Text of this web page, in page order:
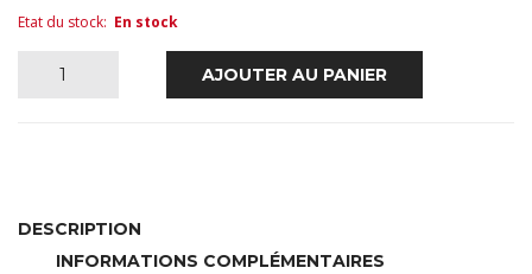
Etat du stock: En stock
quantité AJOUTER AU PANIER
DESCRIPTION
INFORMATIONS COMPLÉMENTAIRES